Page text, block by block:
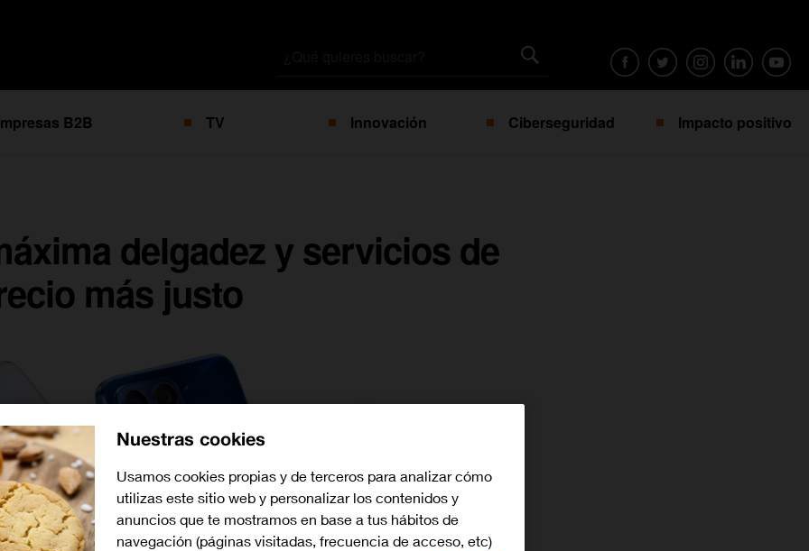
B2B TV Innovación Ciberseguridad Impacto positivo
delgadez y servicios de
más justo
Nuestras cookies
Usamos cookies propias y de terceros para analizar cómo
utilizas este sitio web y personalizar los contenidos y
anuncios que te mostramos en base a tus hábitos de
navegación (páginas visitadas, frecuencia de acceso, etc)